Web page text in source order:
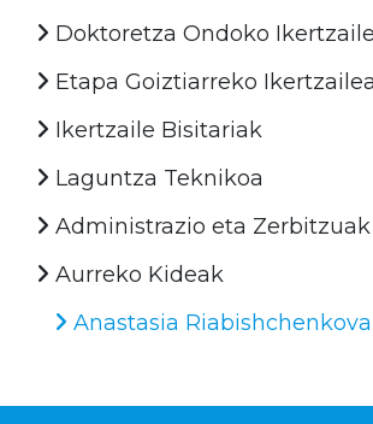
Doktoretza Ondoko
Etapa Goiztiarreko
Ikertzaile Bisitariak
Laguntza Teknikoa
Administrazio eta Zerbitzuak
Aurreko Kideak
Anastasia Riabishchenkova